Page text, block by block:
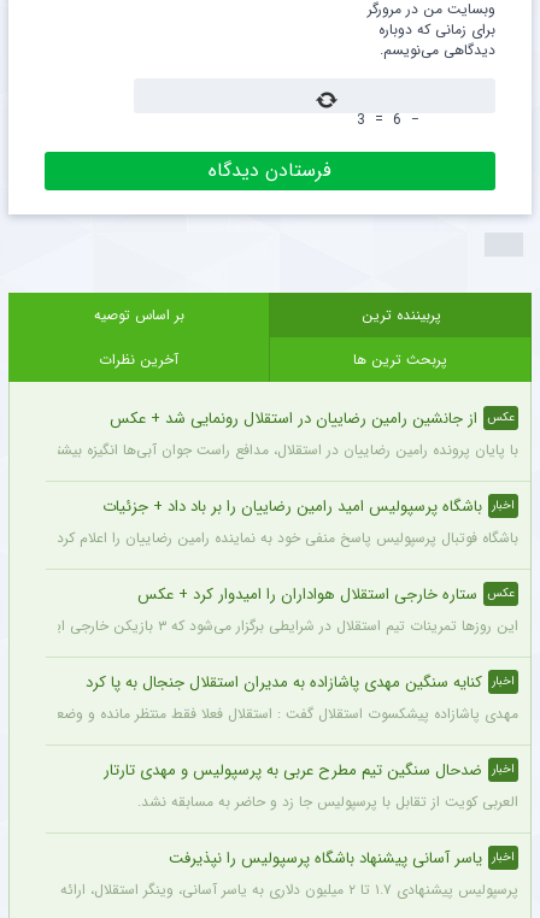
وبسایت من در مرورگر
برای زمانی که دوباره
دیدگاهی می‌نویسم.
−
6
=
3
پربیننده ترین
بر اساس توصیه
پربحث ترین ها
آخرین نظرات
عکس از جانشین رامین رضاییان در استقلال رونمایی شد + عکس
با پایان پرونده رامین رضاییان در استقلال، مدافع راست جوان آبی‌ها انگیزه بیشتری
اخبار باشگاه پرسپولیس امید رامین رضاییان را بر باد داد + جزئیات
باشگاه فوتبال پرسپولیس پاسخ منفی خود به نماینده رامین رضاییان را اعلام کرد.
عکس ستاره خارجی استقلال هواداران را امیدوار کرد + عکس
این روزها تمرینات تیم استقلال در شرایطی برگزار می‌شود که ۳ بازیکن خارجی این تیم با قدرت در کنار دیگر بازیکنان داخلی استقلال مشغول تمرین کردن هستند.
اخبار کنایه سنگین مهدی پاشازاده به مدیران استقلال جنجال به پا کرد
مهدی پاشازاده پیشکسوت استقلال گفت : استقلال فعلا فقط منتظر مانده و وضعیت
اخبار ضدحال سنگین تیم مطرح عربی به پرسپولیس و مهدی تارتار
العربی کویت از تقابل با پرسپولیس جا زد و حاضر به مسابقه نشد.
اخبار یاسر آسانی پیشنهاد باشگاه پرسپولیس را نپذیرفت
پرسپولیس پیشنهادی ۱.۷ تا ۲ میلیون دلاری به یاسر آسانی، وینگر استقلال، ارائه کرد، اما او نپذیرفت. آسانی تأکید کرد در فوتبال ایران فقط برای استقلال بازی خواهد کرد.